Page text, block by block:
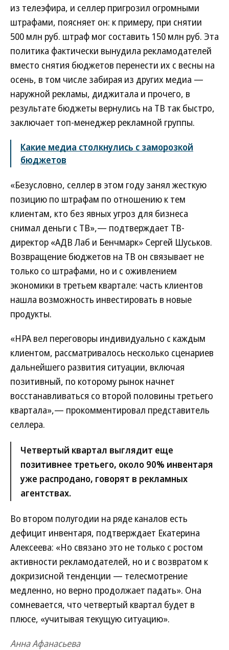
из телеэфира, и селлер пригрозил огромными
штрафами, поясняет он: к примеру, при снятии
500 млн руб. штраф мог составить 150 млн руб. Эта
политика фактически вынудила рекламодателей
вместо снятия бюджетов перенести их с весны на
осень, в том числе забирая из других медиа —
наружной рекламы, диджитала и прочего, в
результате бюджеты вернулись на ТВ так быстро,
заключает топ-менеджер рекламной группы.
Какие медиа столкнулись с заморозкой
бюджетов
«Безусловно, селлер в этом году занял жесткую
позицию по штрафам по отношению к тем
клиентам, кто без явных угроз для бизнеса
снимал деньги с ТВ»,— подтверждает ТВ-
директор «АДВ Лаб и Бенчмарк» Сергей Шуськов.
Возвращение бюджетов на ТВ он связывает не
только со штрафами, но и с оживлением
экономики в третьем квартале: часть клиентов
нашла возможность инвестировать в новые
продукты.
«НРА вел переговоры индивидуально с каждым
клиентом, рассматривалось несколько сценариев
дальнейшего развития ситуации, включая
позитивный, по которому рынок начнет
восстанавливаться со второй половины третьего
квартала»,— прокомментировал представитель
селлера.
Четвертый квартал выглядит еще
позитивнее третьего, около 90% инвентаря
уже распродано, говорят в рекламных
агентствах.
Во втором полугодии на ряде каналов есть
дефицит инвентаря, подтверждает Екатерина
Алексеева: «Но связано это не только с ростом
активности рекламодателей, но и с возвратом к
докризисной тенденции — телесмотрение
медленно, но верно продолжает падать». Она
сомневается, что четвертый квартал будет в
плюсе, «учитывая текущую ситуацию».
Анна Афанасьева